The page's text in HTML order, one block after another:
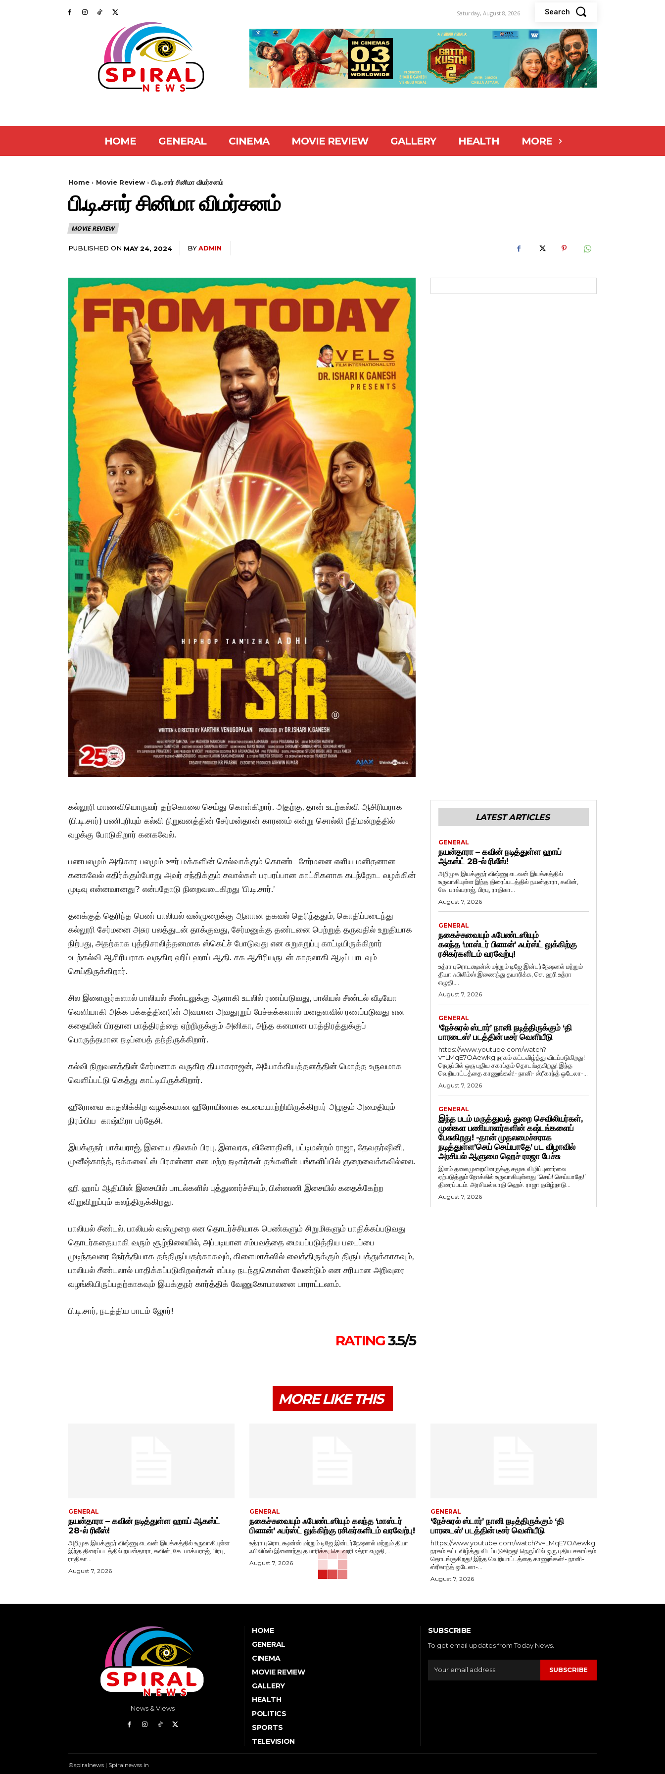
Saturday, August 8, 2026 Search
HOME GENERAL CINEMA MOVIE REVIEW GALLERY HEALTH MORE
Home Movie Review பி.டி.சார் சினிமா விமர்சனம்
பி.டி.சார் சினிமா விமர்சனம்
MOVIE REVIEW
PUBLISHED ON MAY 24, 2024 BYADMIN
கல்லூரி மாணவியொருவர் தற்கொலை செய்து கொள்கிறார். அதற்கு, தான் உடற்கல்வி ஆசிரியராக
(பி.டி.சார்) பணிபுரியும் கல்வி நிறுவனத்தின் சேர்மன்தான் காரணம் என்று சொல்லி நீதிமன்றத்தில்
வழக்கு போடுகிறார் கனகவேல்.
பணபலமும் அதிகார பலமும் ஊர் மக்களின் செல்வாக்கும் கொண்ட சேர்மனை எளிய மனிதனான
கனகவேல் எதிர்க்கும்போது அவர் சந்திக்கும் சவால்கள் பரபரப்பான காட்சிகளாக கடந்தோட வழக்கின்
முடிவு என்னவானது? என்பதோடு நிறைவடைகிறது ‘பி.டி.சார்.’
தனக்குத் தெரிந்த பெண் பாலியல் வன்முறைக்கு ஆளான தகவல் தெரிந்ததும், கொதிப்படைந்து
கல்லூரி சேர்மனை அசுர பலத்துடன் தாக்குவது, சேர்மனுக்கு தண்டனை பெற்றுத் தருவதில் உறுதியாக
நிற்பது, அதற்காக புத்திசாலித்தனமாக ஸ்கெட்ச் போடுவது என சுறுசுறுப்பு காட்டியிருக்கிறார்
உடற்கல்வி ஆசிரியராக வருகிற ஹிப் ஹாப் ஆதி. சக ஆசிரியருடன் காதலாகி ஆடிப் பாடவும்
செய்திருக்கிறார்.
சில இளைஞர்களால் பாலியல் சீண்டலுக்கு ஆளாகி உடலில் ரணப்படுவது, பாலியல் சீண்டல் வீடியோ
வெளியாகி அக்க பக்கத்தினரின் அவமான அவதூறுப் பேச்சுக்களால் மனதளவில் ரணப்படுவது என
கதையின் பிரதான பாத்திரத்தை ஏற்றிருக்கும் அனிகா, அந்த கனமான பாத்திரத்துக்குப்
பொருத்தமான நடிப்பைத் தந்திருக்கிறார்.
கல்வி நிறுவனத்தின் சேர்மனாக வருகிற தியாகராஜன், அயோக்கியத்தனத்தின் மொத்த உருவமாக
வெளிப்பட்டு கெத்து காட்டியிருக்கிறார்.
ஹீரோவை காதலிக்கிற வழக்கமான ஹீரோயினாக கடமையாற்றியிருக்கிறார் அழகும் அமைதியும்
நிரம்பிய காஷ்மிரா பர்தேசி.
இயக்குநர் பாக்யராஜ், இளைய திலகம் பிரபு, இளவரசு, வினோதினி, பட்டிமன்றம் ராஜா, தேவதர்ஷினி,
முனீஷ்காந்த், நக்கலைட்ஸ் பிரசன்னா என மற்ற நடிகர்கள் தங்களின் பங்களிப்பில் குறைவைக்கவில்லை.
ஹி ஹாப் ஆதியின் இசையில் பாடல்களில் புத்துணர்ச்சியும், பின்னணி இசையில் கதைக்கேற்ற
விறுவிறுப்பும் கலந்திருக்கிறது.
பாலியல் சீண்டல், பாலியல் வன்முறை என தொடர்ச்சியாக பெண்களும் சிறுமிகளும் பாதிக்கப்படுவது
தொடர்கதையாகி வரும் சூழ்நிலையில், அப்படியான சம்பவத்தை மையப்படுத்திய படைப்பை
முடிந்தவரை நேர்த்தியாக தந்திருப்பதற்காகவும், கிளைமாக்ஸில் வைத்திருக்கும் திருப்பத்துக்காகவும்,
பாலியல் சீண்டலால் பாதிக்கப்படுகிறவர்கள் எப்படி நடந்துகொள்ள வேண்டும் என சரியான அறிவுரை
வழங்கியிருப்பதற்காகவும் இயக்குநர் கார்த்திக் வேணுகோபாலனை பாராட்டலாம்.
பி.டி.சார், நடத்திய பாடம் ஜோர்!
RATING3.5/5
LATEST ARTICLES
GENERAL
நயன்தாரா – கவின் நடித்துள்ள ஹாய்
ஆகஸ்ட் 28-ல் ரிலீஸ்!
அறிமுக இயக்குநர் விஷ்ணு எடவன் இயக்கத்தில்
உருவாகியுள்ள இந்த திரைப்படத்தில் நயன்தாரா, கவின்,
கே. பாக்யராஜ், பிரபு, ராதிகா...
August 7, 2026
GENERAL
நகைச்சுவையும் ஃபேண்டஸியும்
கலந்த ‘மாஸ்டர் பிளான்’ ஃபர்ஸ்ட் லுக்கிற்கு
ரசிகர்களிடம் வரவேற்பு!
உத்ரா புரொடக்ஷன்ஸ் மற்றும் டிஜே இன்டர்நேஷனல் மற்றும்
தியா ஃபிலிம்ஸ் இணைந்து தயாரிக்க, செ. ஹரி உத்ரா
எழுதி,...
August 7, 2026
GENERAL
‘நேச்சுரல் ஸ்டார்’ நானி நடித்திருக்கும் ‘தி
பாரடைஸ்’ படத்தின் டீசர் வெளியீடு
https://www.youtube.com/watch?
v=LMqE7OAewkg நரகம் கட்டவிழ்த்து விடப்படுகிறது!
நெருப்பில் ஒரு புதிய சகாப்தம் தொடங்குகிறது! இந்த
வெறியாட்டத்தை காணுங்கள்!- நானி- ஸ்ரீகாந்த் ஒடேலா-...
August 7, 2026
GENERAL
இந்த படம் மருத்துவத் துறை செவிலியர்கள்,
முன்கள பணியாளர்களின் கஷ்டங்களைப்
பேசுகிறது! -தான் முதலமைச்சராக
நடித்துள்ள’செய் செய்யாதே’ பட விழாவில்
அரசியல் ஆளுமை ஹெச் ராஜா பேச்சு
இளம் தலைமுறையினருக்கு சமூக விழிப்புணர்வை
ஏற்படுத்தும் நோக்கில் உருவாகியுள்ளது ‘செய்! செய்யாதே!’
திரைப்படம். அரசியல்வாதி ஹெச். ராஜா தமிழ்நாடு...
August 7, 2026
MORE LIKE THIS
GENERAL
நயன்தாரா – கவின் நடித்துள்ள ஹாய் ஆகஸ்ட்
28-ல் ரிலீஸ்!
அறிமுக இயக்குநர் விஷ்ணு எடவன் இயக்கத்தில் உருவாகியுள்ள
இந்த திரைப்படத்தில் நயன்தாரா, கவின், கே. பாக்யராஜ், பிரபு,
ராதிகா...
August 7, 2026
GENERAL
நகைச்சுவையும் ஃபேண்டஸியும் கலந்த ‘மாஸ்டர்
பிளான்’ ஃபர்ஸ்ட் லுக்கிற்கு ரசிகர்களிடம் வரவேற்பு!
உத்ரா புரொடக்ஷன்ஸ் மற்றும் டிஜே இன்டர்நேஷனல் மற்றும் தியா
ஃபிலிம்ஸ் இணைந்து தயாரிக்க, செ. ஹரி உத்ரா எழுதி,...
August 7, 2026
GENERAL
‘நேச்சுரல் ஸ்டார்’ நானி நடித்திருக்கும் ‘தி
பாரடைஸ்’ படத்தின் டீசர் வெளியீடு
https://www.youtube.com/watch?v=LMqE7OAewkg
நரகம் கட்டவிழ்த்து விடப்படுகிறது! நெருப்பில் ஒரு புதிய சகாப்தம்
தொடங்குகிறது! இந்த வெறியாட்டத்தை காணுங்கள்!- நானி-
ஸ்ரீகாந்த் ஒடேலா-...
August 7, 2026
News & Views
HOME
GENERAL
CINEMA
MOVIE REVIEW
GALLERY
HEALTH
POLITICS
SPORTS
TELEVISION
SUBSCRIBE
To get email updates from Today News.
SUBSCRIBE
©spiralnews | Spiralnewss.in